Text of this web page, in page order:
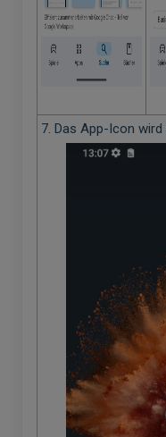
7. Das App-Icon